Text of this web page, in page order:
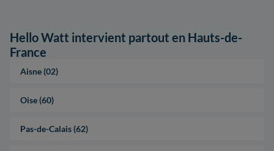
Hello Watt intervient partout en Hauts-de-
France
Aisne (02)
Oise (60)
Pas-de-Calais (62)